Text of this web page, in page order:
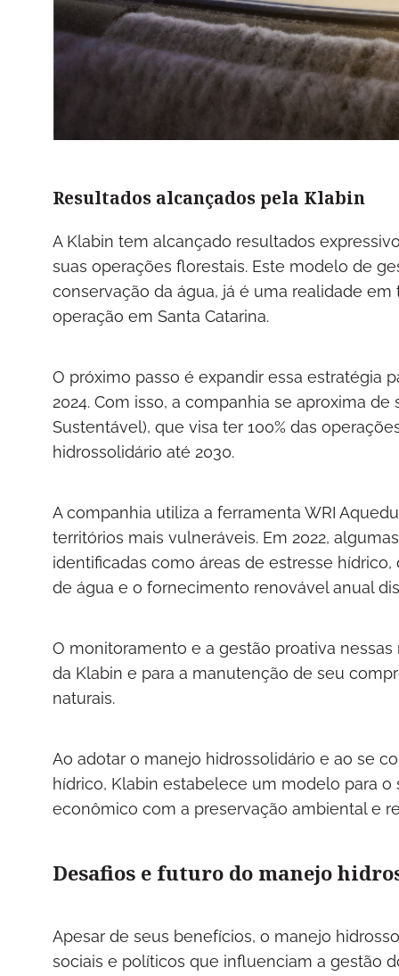
Resultados alcançados pela Klabin
A Klabin tem alcançado resultados
suas operações florestais. Este modelo de
conservação da água, já é uma realidade
operação em Santa Catarina.
O próximo passo é expandir essa estratégia
2024. Com isso, a companhia se aproxima
Sustentável), que visa ter 100% das
hidrossolidário até 2030.
A companhia utiliza a ferramenta WRI
territórios mais vulneráveis. Em 2022,
identificadas como áreas de estresse
de água e o fornecimento renovável anual
O monitoramento e a gestão proativa
da Klabin e para a manutenção de seu
naturais.
Ao adotar o manejo hidrossolidário e ao se
hídrico, Klabin estabelece um modelo para
econômico com a preservação ambiental e
Desafios e futuro do manejo
Apesar de seus benefícios, o manejo
sociais e políticos que influenciam a gestão